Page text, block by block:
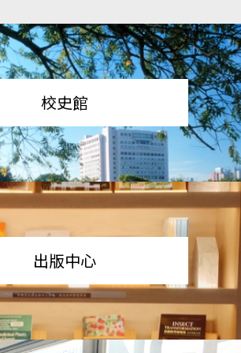
校史館
出版中心